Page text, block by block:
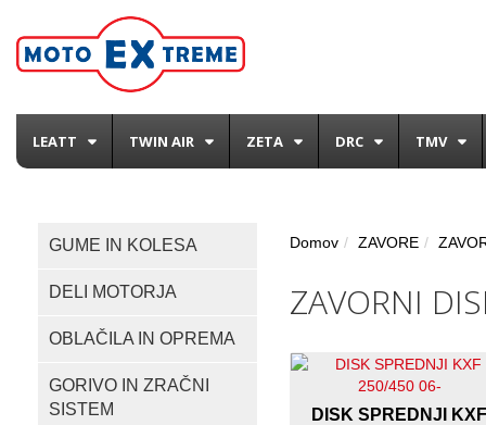
LEATT TWIN AIR ZETA DRC TMV
GUME IN KOLESA
DELI MOTORJA
OBLAČILA IN OPREMA
GORIVO IN ZRAČNI
SISTEM
Domov ZAVORE
ZAVORNI
DISK SPREDNJI KXF